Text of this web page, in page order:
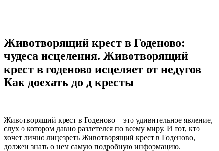
Животворящий крест в Годеново:
чудеса исцеления. Животворящий
крест в годеново исцеляет от недугов
Как доехать до д кресты
Животворящий крест в Годеново – это удивительное явление,
слух о котором давно разлетелся по всему миру. И тот, кто
хочет лично лицезреть Животворящий крест в Годеново,
должен знать о нем самую подробную информацию.